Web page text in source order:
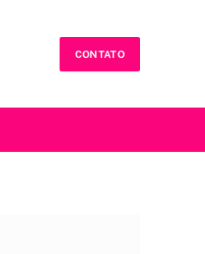
CONTATO